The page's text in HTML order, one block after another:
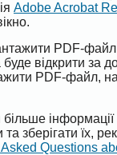
Adobe Acrobat
PDF-
відкрити за
PDF-файл,
зберігати їх,
Questions